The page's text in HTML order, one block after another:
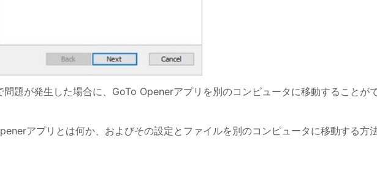
問題が発生した場合に、GoTo Openerアプリを別のコンピュータに移動することが
アプリとは何か、およびその設定とファイルを別のコンピュータに移動する方